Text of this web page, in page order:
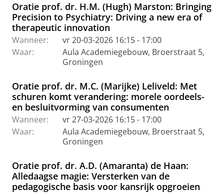
Oratie prof. dr. H.M. (Hugh) Marston: Bringing
Precision to Psychiatry: Driving a new era of
therapeutic innovation
Wanneer:
vr 20-03-2026 16:15 - 17:00
Waar:
Aula Academiegebouw, Broerstraat 5,
Groningen
Oratie prof. dr. M.C. (Marijke) Leliveld: Met
schuren komt verandering: morele oordeels-
en besluitvorming van consumenten
Wanneer:
vr 27-03-2026 16:15 - 17:00
Waar:
Aula Academiegebouw, Broerstraat 5,
Groningen
Oratie prof. dr. A.D. (Amaranta) de Haan:
Alledaagse magie: Versterken van de
pedagogische basis voor kansrijk opgroeien